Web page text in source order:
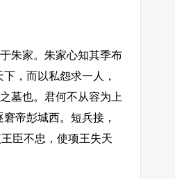
朱家。朱家心知其季布
，而以私怨求一人，
墓也。君何不从容为上
帝彭城西。短兵接，
臣不忠，使项王失天